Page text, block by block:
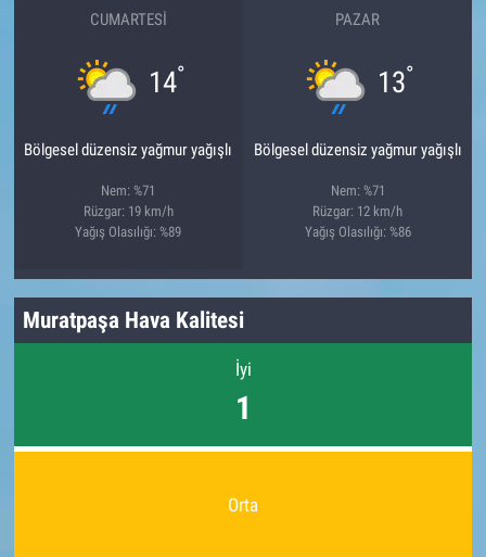
CUMARTESI
14°
Bölgesel düzensiz yağmur yağışlı
Nem: %71
Rüzgar: 19 km/h
Yağış Olasılığı: %89
PAZAR
13°
Bölgesel düzensiz yağmur yağışlı
Nem: %71
Rüzgar: 12 km/h
Yağış Olasılığı: %86
Muratpaşa Hava Kalitesi
İyi
1
Orta